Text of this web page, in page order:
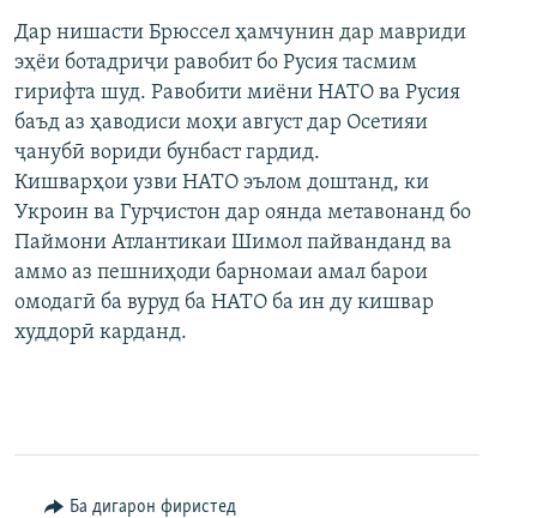
ПАЙГИРӢ КУНЕД
Ҳамаи сомонаҳои RFE/RL
Дар нишасти Брюссел ҳамчунин дар мавриди
эҳёи ботадриҷи равобит бо Русия тасмим
гирифта шуд. Равобити миёни НАТО ва Русия
баъд аз ҳаводиси моҳи август дар Осетияи
ҷанубӣ вориди бунбаст гардид.
Кишварҳои узви НАТО эълом доштанд, ки
Укроин ва Гурҷистон дар оянда метавонанд бо
Паймони Атлантикаи Шимол пайванданд ва
аммо аз пешниҳоди барномаи амал барои
омодагӣ ба вуруд ба НАТО ба ин ду кишвар
худдорӣ карданд.
Ба дигарон фиристед